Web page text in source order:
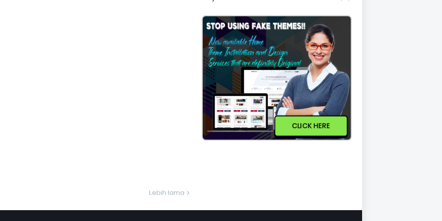
Lebih lama
CLICK HERE